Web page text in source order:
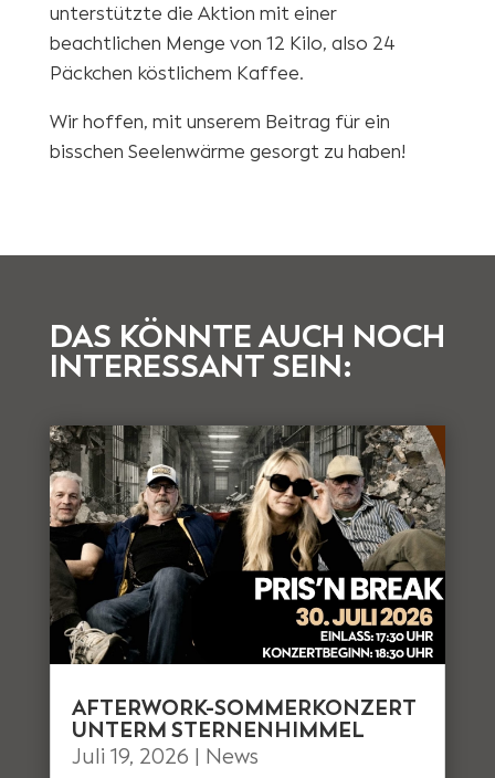
unterstützte die Aktion mit einer
beachtlichen Menge von 12 Kilo, also 24
Päckchen köstlichem Kaffee.
Wir hoffen, mit unserem Beitrag für ein
bisschen Seelenwärme gesorgt zu haben!
DAS KÖNNTE AUCH NOCH
INTERESSANT SEIN:
AFTERWORK-SOMMERKONZERT
UNTERM STERNENHIMMEL
Juli 19, 2026 | News